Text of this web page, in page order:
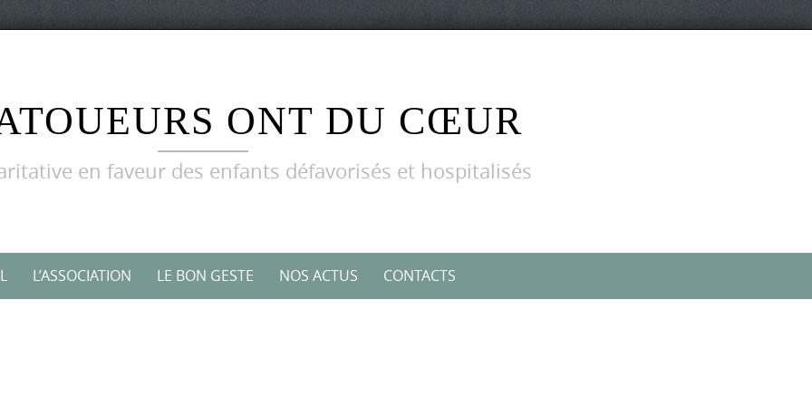
ONT DU CŒUR
en faveur des enfants défavorisés et hospitalisés
L’ASSOCIATION LE BON GESTE NOS ACTUS CONTACTS